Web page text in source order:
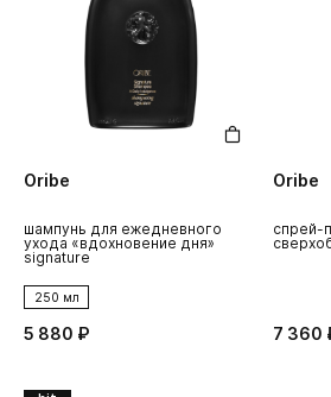
Oribe
шампунь для ежедневного
ухода «вдохновение дня»
signature
250 мл
5 880 ₽
Oribe
спрей-
7 360